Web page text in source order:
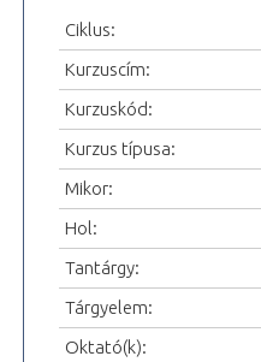
Ciklus:
Kurzuscím:
Kurzuskód:
Kurzus típusa:
Mikor:
Hol:
Tantárgy:
Tárgyelem:
Oktató(k):